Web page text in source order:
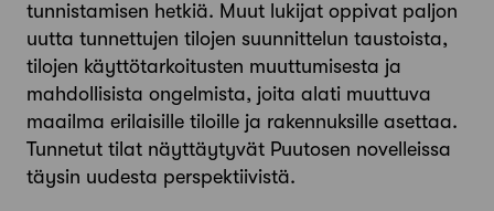
tunnistamisen hetkiä. Muut lukijat oppivat paljon
uutta tunnettujen tilojen suunnittelun taustoista,
tilojen käyttötarkoitusten muuttumisesta ja
mahdollisista ongelmista, joita alati muuttuva
maailma erilaisille tiloille ja rakennuksille asettaa.
Tunnetut tilat näyttäytyvät Puutosen novelleissa
täysin uudesta perspektiivistä.